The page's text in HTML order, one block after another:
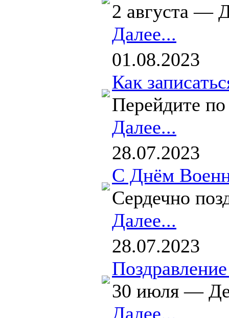
2 августа —
Далее...
01.08.2023
Как
Перейдите
Далее...
28.07.2023
С Днём
Сердечно
Далее...
28.07.2023
30 июля —
Далее...